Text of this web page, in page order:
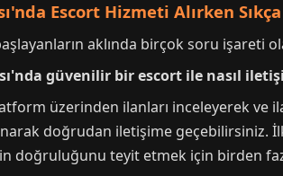
Escort Hizmeti Alırken
aklında birçok soru işareti
güvenilir bir escort ile nasıl
üzerinden ilanları inceleyerek ve
doğrudan iletişime geçebilirsiniz. İlk
doğruluğunu teyit etmek için birden